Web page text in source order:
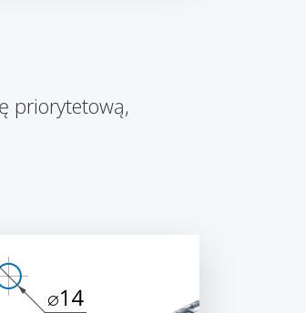
priorytetową,